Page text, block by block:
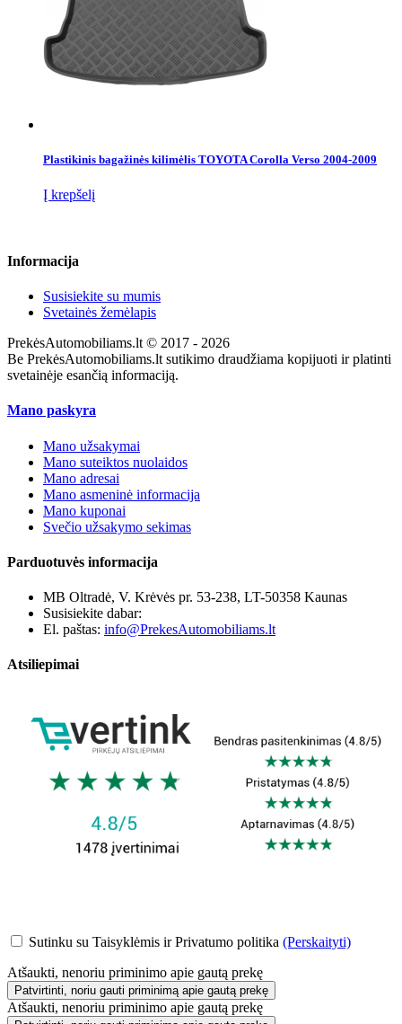
Plastikinis bagažinės kilimėlis TOYOTA Corolla Verso 2004-2009
Į krepšelį
Informacija
Susisiekite su mumis
Svetainės žemėlapis
PrekėsAutomobiliams.lt © 2017 - 2026
Be PrekėsAutomobiliams.lt sutikimo draudžiama kopijuoti ir platinti
svetainėje esančią informaciją.
Mano paskyra
Mano užsakymai
Mano suteiktos nuolaidos
Mano adresai
Mano asmeninė informacija
Mano kuponai
Svečio užsakymo sekimas
Parduotuvės informacija
MB Oltradė, V. Krėvės pr. 53-238, LT-50358 Kaunas
Susisiekite dabar:
El. paštas: info@PrekesAutomobiliams.lt
Atsiliepimai
Sutinku su Taisyklėmis ir Privatumo politika (Perskaityti)
Atšaukti, nenoriu priminimo apie gautą prekę
Patvirtinti, noriu gauti priminimą apie gautą prekę
Atšaukti, nenoriu priminimo apie gautą prekę